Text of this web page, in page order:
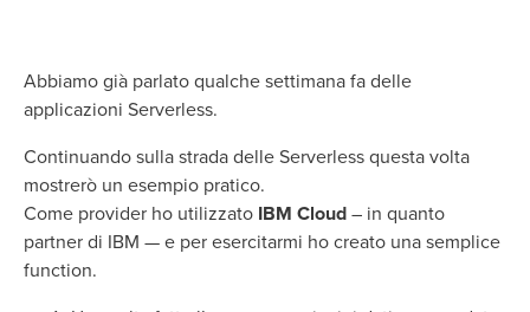
Abbiamo già parlato qualche settimana fa delle
applicazioni Serverless.
Continuando sulla strada delle Serverless questa volta
mostrerò un esempio pratico.
Come provider ho utilizzato IBM Cloud – in quanto
partner di IBM — e per esercitarmi ho creato una semplice
function.